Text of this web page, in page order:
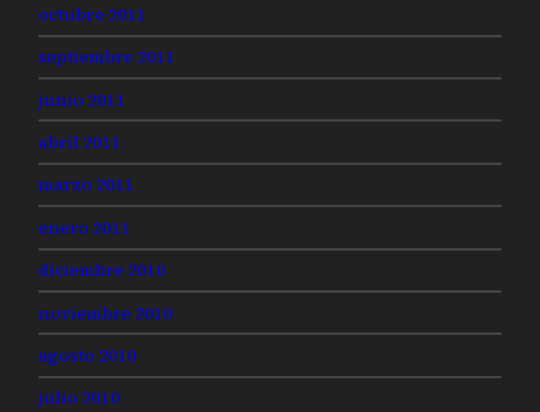
octubre 2011
septiembre 2011
junio 2011
abril 2011
marzo 2011
enero 2011
diciembre 2010
noviembre 2010
agosto 2010
julio 2010